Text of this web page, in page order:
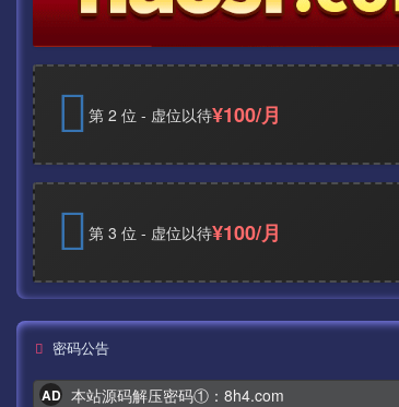
第 2 位 - 虚位以待¥100/月
第 3 位 - 虚位以待¥100/月
密码公告
AD 本站源码解压密码①：8h4.com